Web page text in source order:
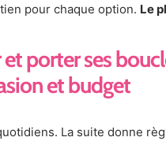
pour chaque option. Le
porter ses
et budget
La suite donne